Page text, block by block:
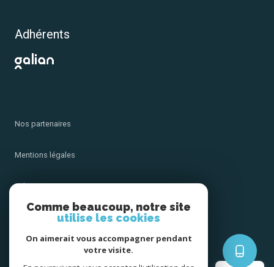
Adhérents
Nos partenaires
Mentions légales
Admin
Nos honoraires
Comme beaucoup, notre site
utilise les cookies
On aimerait vous accompagner pendant
votre visite.